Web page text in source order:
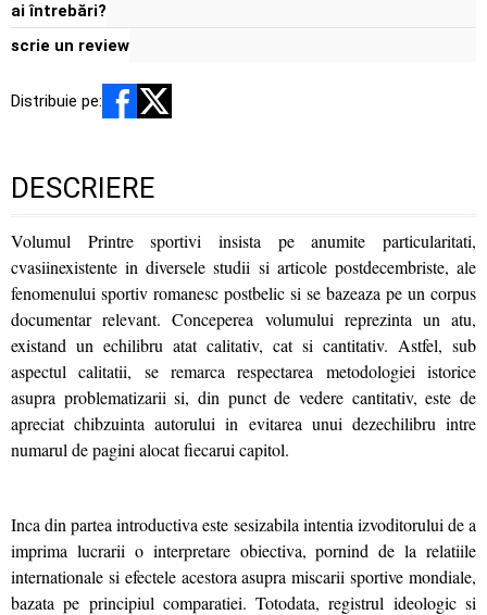
ai întrebări?
scrie un review
Distribuie pe:
DESCRIERE
Volumul Printre sportivi insista pe anumite particularitati,
cvasiinexistente in diversele studii si articole postdecembriste, ale
fenomenului sportiv romanesc postbelic si se bazeaza pe un corpus
documentar relevant. Conceperea volumului reprezinta un atu,
existand un echilibru atat calitativ, cat si cantitativ. Astfel, sub
aspectul calitatii, se remarca respectarea metodologiei istorice
asupra problematizarii si, din punct de vedere cantitativ, este de
apreciat chibzuinta autorului in evitarea unui dezechilibru intre
numarul de pagini alocat fiecarui capitol.
Inca din partea introductiva este sesizabila intentia izvoditorului de a
imprima lucrarii o interpretare obiectiva, pornind de la relatiile
internationale si efectele acestora asupra miscarii sportive mondiale,
bazata pe principiul comparatiei. Totodata, registrul ideologic si